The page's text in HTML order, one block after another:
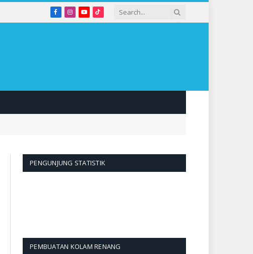
Facebook
Instagram
YouTubeTikTok
PENGUNJUNG STATISTIK
PEMBUATAN KOLAM RENANG